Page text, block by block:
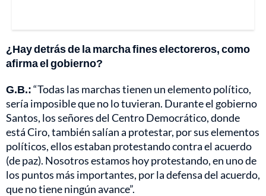
¿Hay detrás de la marcha fines electoreros, como
afirma el gobierno?
G.B.:“Todas las marchas tienen un elemento político,
sería imposible que no lo tuvieran. Durante el gobierno
Santos, los señores del Centro Democrático, donde
está Ciro, también salían a protestar, por sus elementos
políticos, ellos estaban protestando contra el acuerdo
(de paz). Nosotros estamos hoy protestando, en uno de
los puntos más importantes, por la defensa del acuerdo,
que no tiene ningún avance”.